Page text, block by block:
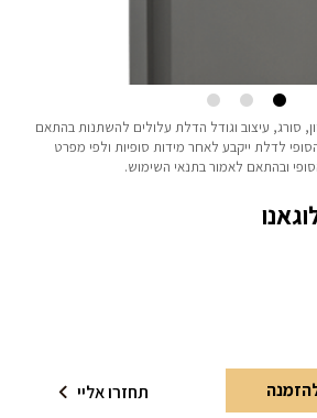
תחזרו אליי
סורג, עיצוב וגודל הדלת עלולים להשתנות בהתאם
לדלת ייקבע לאחר מידות סופיות ולפי מפרט
ובהתאם לאמור בתנאי השימוש.